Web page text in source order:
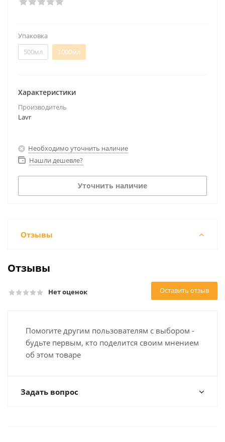
Упаковка
500мл
1000мл
Характеристики
Производитель
Lavr
Необходимо уточнить наличие
Нашли дешевле?
Уточнить наличие
Отзывы
Отзывы
Нет оценок Оставить отзыв
Помогите другим пользователям с выбором -
будьте первым, кто поделится своим мнением
об этом товаре
Задать вопрос